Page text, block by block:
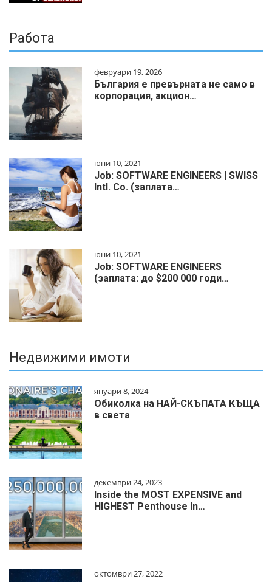
Работа
февруари 19, 2026
България е превърната не само в
корпорация, акцион…
юни 10, 2021
Job: SOFTWARE ENGINEERS | SWISS
Intl. Co. (заплата…
юни 10, 2021
Job: SOFTWARE ENGINEERS
(заплата: до $200 000 годи…
Недвижими имоти
януари 8, 2024
Обиколка на НАЙ-СКЪПАТА КЪЩА
в света
декември 24, 2023
Inside the MOST EXPENSIVE and
HIGHEST Penthouse In…
октомври 27, 2022